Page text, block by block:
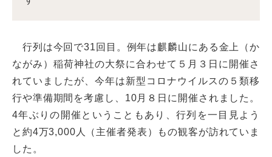
行列は今回で31回目。例年は麒麟山にある金上（か
ながみ）稲荷神社の大祭に合わせて５月３日に開催さ
れていましたが、今年は新型コロナウイルスの５類移
行や準備期間を考慮し、10月８日に開催されました。
4年ぶりの開催ということもあり、行列を一目見よう
と約4万3,000人（主催者発表）もの観客が訪れていま
した。